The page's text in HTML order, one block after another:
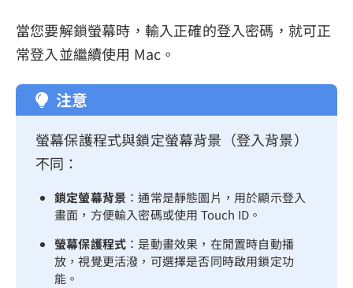
當您要解鎖螢幕時，輸入正確的登入密碼，就可正
常登入並繼續使用 Mac。
注意
螢幕保護程式與鎖定螢幕背景（登入背景）
不同：
鎖定螢幕背景 ：通常是靜態圖片，用於顯示登入
畫面，方便輸入密碼或使用 Touch ID。
螢幕保護程式 ：是動畫效果，在閒置時自動播
放，視覺更活潑，可選擇是否同時啟用鎖定功
能。